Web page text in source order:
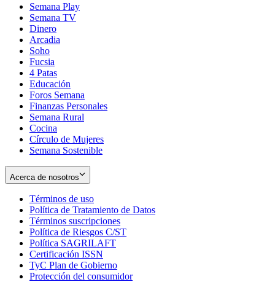
Semana Play
Semana TV
Dinero
Arcadia
Soho
in
new
window
Fucsia
in
new
window
4 Patas
Educación
Foros Semana
Finanzas Personales
Semana Rural
Cocina
Círculo de Mujeres
Semana Sostenible
Acerca de nosotros
Términos de uso
in
new
window
Política de Tratamiento de Datos
Términos suscripciones
in
Política de Riesgos C/ST
Política SAGRILAFT
new
window
Certificación ISSN
in
new
TyC Plan de Gobierno
in
Protección del consumidorOpens